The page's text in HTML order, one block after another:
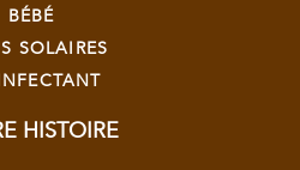
BÉBÉ
SOLAIRES
HISTOIRE